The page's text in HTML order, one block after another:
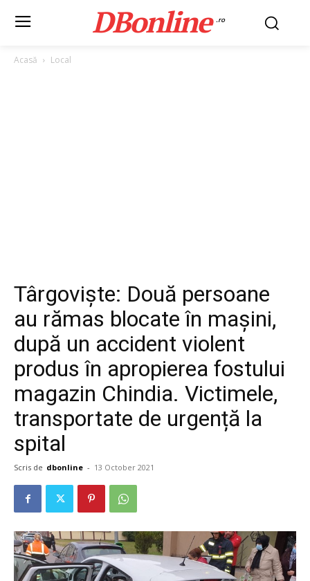
DBonline .ro
Acasă Local
Târgoviște: Două persoane
au rămas blocate în mașini,
după un accident violent
produs în apropierea fostului
magazin Chindia. Victimele,
transportate de urgență la
spital
Scris de dbonline - 13 October 2021